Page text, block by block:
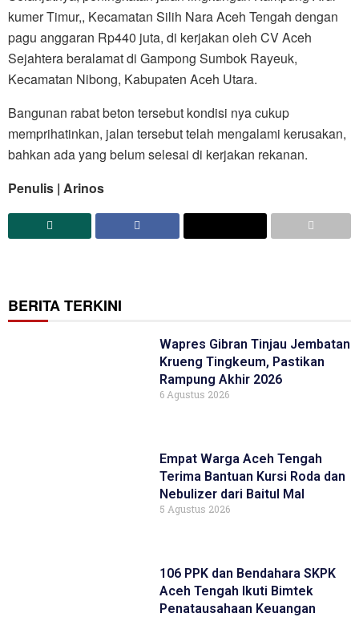
kumer Timur,, Kecamatan Silih Nara Aceh Tengah dengan
pagu anggaran Rp440 juta, di kerjakan oleh CV Aceh
Sejahtera beralamat di Gampong Sumbok Rayeuk,
Kecamatan Nibong, Kabupaten Aceh Utara.
Bangunan rabat beton tersebut kondisi nya cukup
memprihatinkan, jalan tersebut telah mengalami kerusakan,
bahkan ada yang belum selesai di kerjakan rekanan.
Penulis | Arinos
BERITA TERKINI
Wapres Gibran Tinjau Jembatan
Krueng Tingkeum, Pastikan
Rampung Akhir 2026
6 Agustus 2026
Empat Warga Aceh Tengah
Terima Bantuan Kursi Roda dan
Nebulizer dari Baitul Mal
5 Agustus 2026
106 PPK dan Bendahara SKPK
Aceh Tengah Ikuti Bimtek
Penatausahaan Keuangan